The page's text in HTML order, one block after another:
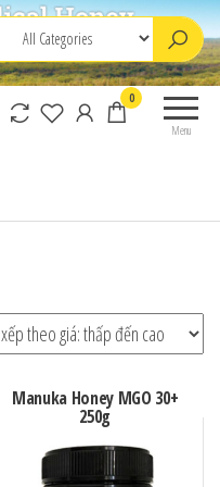
Menu
0
Manuka Honey MGO 30+
250g